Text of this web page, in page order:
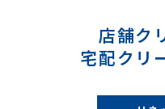
店舗ク
宅配クリ